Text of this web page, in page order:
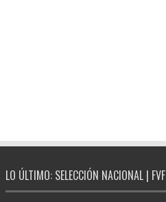
LO ÚLTIMO: SELECCIÓN NACIONAL | FVF